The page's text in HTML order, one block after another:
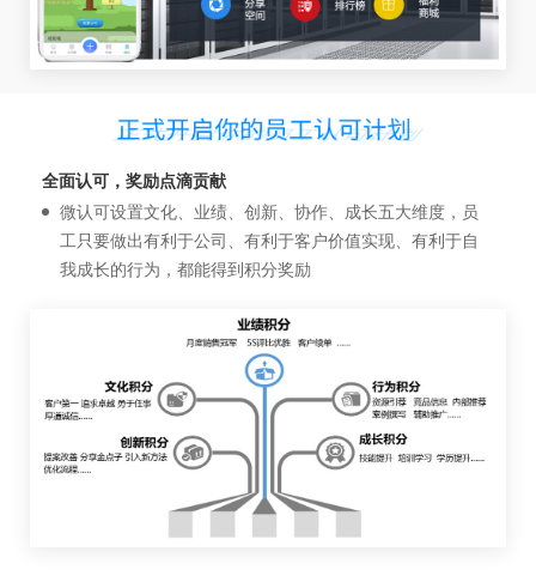
全面认可，奖励点滴贡献
微认可设置文化、业绩、创新、协作、成长五大维度，员
工只要做出有利于公司、有利于客户价值实现、有利于自
我成长的行为，都能得到积分奖励